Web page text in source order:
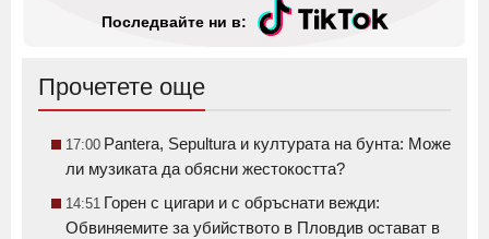
Последвайте ни в:
Прочетете още
17:00 Pantera, Sepultura и културата на бунта: Може
ли музиката да обясни жестокостта?
14:51 Горен с цигари и с обръснати вежди:
Обвиняемите за убийството в Пловдив остават в